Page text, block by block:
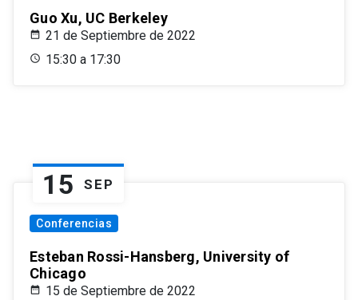
Guo Xu, UC Berkeley
21 de Septiembre de 2022
15:30 a 17:30
15 SEP
Conferencias
Esteban Rossi-Hansberg, University of
Chicago
15 de Septiembre de 2022